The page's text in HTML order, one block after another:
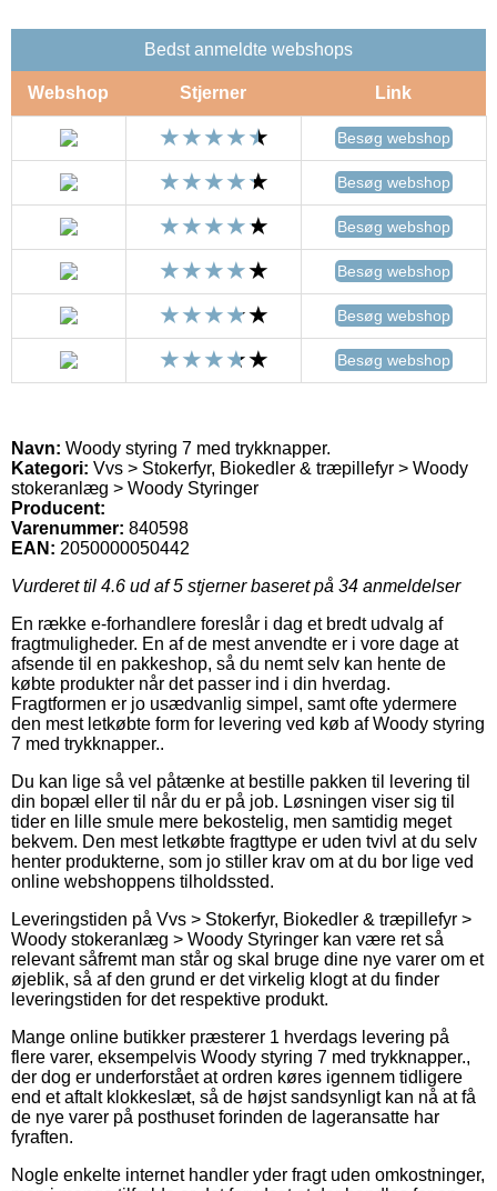
Bedst anmeldte webshops
Webshop Stjerner Link
Besøg webshop
Besøg webshop
Besøg webshop
Besøg webshop
Besøg webshop
Besøg webshop
Navn: Woody styring 7 med trykknapper.
Kategori: Vvs > Stokerfyr, Biokedler & træpillefyr > Woody
stokeranlæg > Woody Styringer
Producent:
Varenummer: 840598
EAN: 2050000050442
Vurderet til 4.6 ud af 5 stjerner baseret på 34 anmeldelser
En række e-forhandlere foreslår i dag et bredt udvalg af
fragtmuligheder. En af de mest anvendte er i vore dage at
afsende til en pakkeshop, så du nemt selv kan hente de
købte produkter når det passer ind i din hverdag.
Fragtformen er jo usædvanlig simpel, samt ofte ydermere
den mest letkøbte form for levering ved køb af Woody styring
7 med trykknapper..
Du kan lige så vel påtænke at bestille pakken til levering til
din bopæl eller til når du er på job. Løsningen viser sig til
tider en lille smule mere bekostelig, men samtidig meget
bekvem. Den mest letkøbte fragttype er uden tvivl at du selv
henter produkterne, som jo stiller krav om at du bor lige ved
online webshoppens tilholdssted.
Leveringstiden på Vvs > Stokerfyr, Biokedler & træpillefyr >
Woody stokeranlæg > Woody Styringer kan være ret så
relevant såfremt man står og skal bruge dine nye varer om et
øjeblik, så af den grund er det virkelig klogt at du finder
leveringstiden for det respektive produkt.
Mange online butikker præsterer 1 hverdags levering på
flere varer, eksempelvis Woody styring 7 med trykknapper.,
der dog er underforstået at ordren køres igennem tidligere
end et aftalt klokkeslæt, så de højst sandsynligt kan nå at få
de nye varer på posthuset forinden de lageransatte har
fyraften.
Nogle enkelte internet handler yder fragt uden omkostninger,